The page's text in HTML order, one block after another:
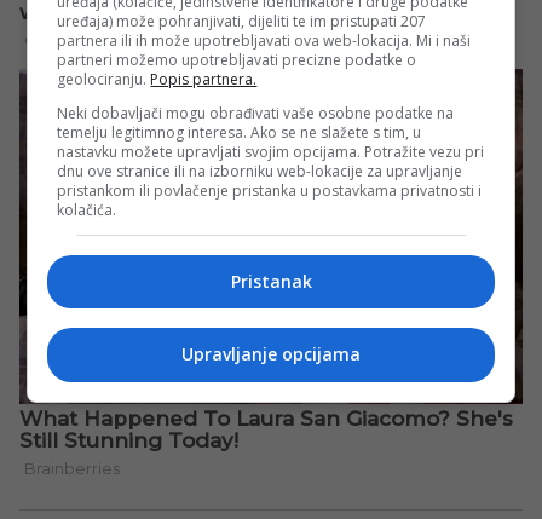
uređaja) može pohranjivati, dijeliti te im pristupati 207
partnera ili ih može upotrebljavati ova web-lokacija. Mi i naši
partneri možemo upotrebljavati precizne podatke o
geolociranju. Popis partnera.
Neki dobavljači mogu obrađivati vaše osobne podatke na
temelju legitimnog interesa. Ako se ne slažete s tim, u
nastavku možete upravljati svojim opcijama. Potražite vezu pri
dnu ove stranice ili na izborniku web-lokacije za upravljanje
pristankom ili povlačenje pristanka u postavkama privatnosti i
kolačića.
Pristanak
Upravljanje opcijama